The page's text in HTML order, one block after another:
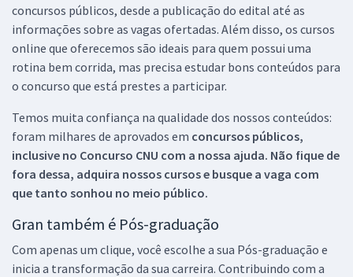
concursos públicos, desde a publicação do edital até as
informações sobre as vagas ofertadas. Além disso, os cursos
online que oferecemos são ideais para quem possui uma
rotina bem corrida, mas precisa estudar bons conteúdos para
o concurso que está prestes a participar.
Temos muita confiança na qualidade dos nossos conteúdos:
foram milhares de aprovados em concursos públicos,
inclusive no Concurso CNU com a nossa ajuda. Não fique de
fora dessa, adquira nossos cursos e busque a vaga com
que tanto sonhou no meio público.
Gran também é Pós-graduação
Com apenas um clique, você escolhe a sua Pós-graduação e
inicia a transformação da sua carreira. Contribuindo com a